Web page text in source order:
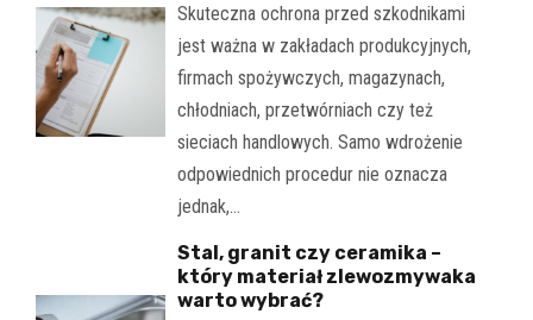
Skuteczna ochrona przed szkodnikami
jest ważna w zakładach produkcyjnych,
firmach spożywczych, magazynach,
chłodniach, przetwórniach czy też
sieciach handlowych. Samo wdrożenie
odpowiednich procedur nie oznacza
jednak,…
Stal, granit czy ceramika –
który materiał zlewozmywaka
warto wybrać?